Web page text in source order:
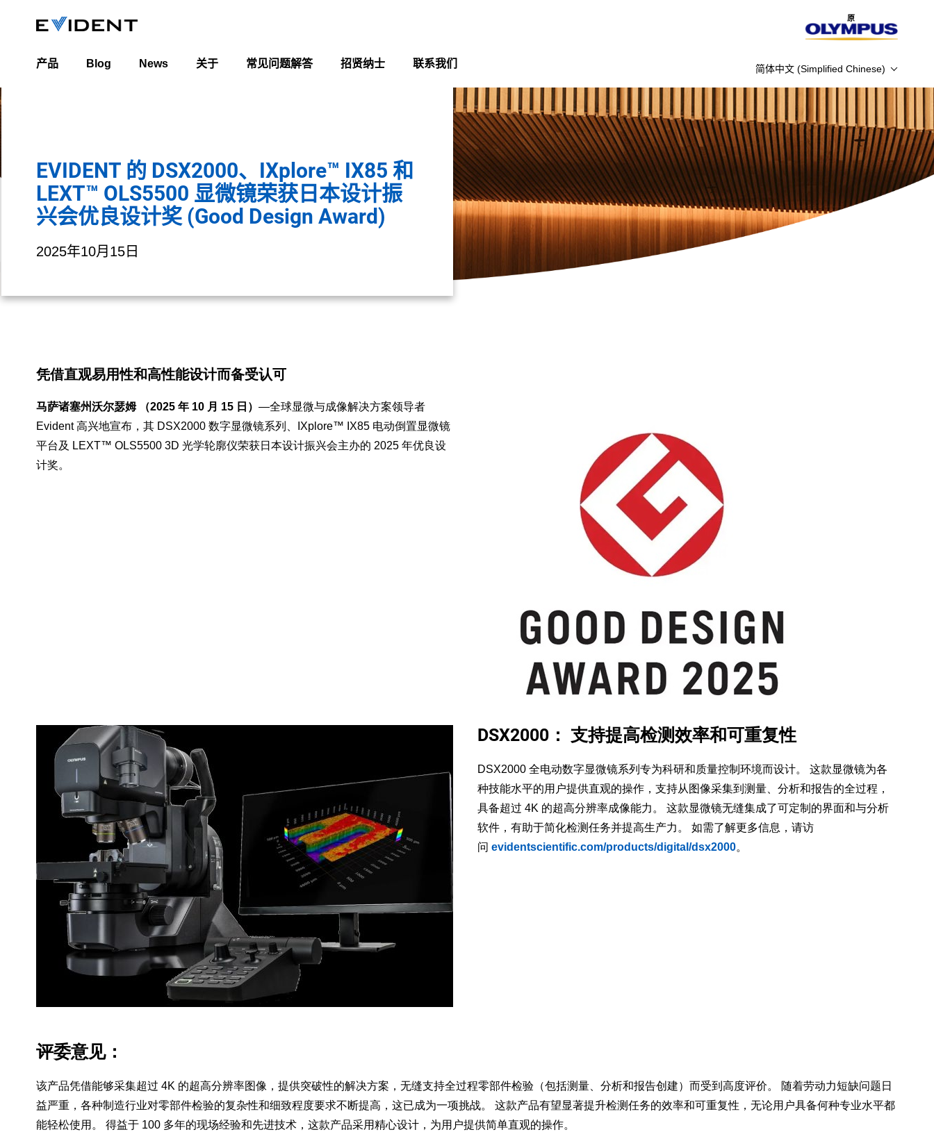
产品 Blog News 关于
全球办公地点
常见问题解答 招贤纳士 联系我们
原
简体中文 (Simplified Chinese)
EVIDENT 的 DSX2000、IXplore™ IX85 和
LEXT™ OLS5500 显微镜荣获日本设计振
兴会优良设计奖 (Good Design Award)
2025年10月15日
凭借直观易用性和高性能设计而备受认可
马萨诸塞州沃尔瑟姆 （2025 年 10 月 15 日） —全球显微与成像解决方案领导者
Evident 高兴地宣布，其 DSX2000 数字显微镜系列、IXplore™ IX85 电动倒置显微镜
平台及 LEXT™ OLS5500 3D 光学轮廓仪荣获日本设计振兴会主办的 2025 年优良设
计奖。
DSX2000： 支持提高检测效率和可重复性
DSX2000 全电动数字显微镜系列专为科研和质量控制环境而设计。 这款显微镜为各
种技能水平的用户提供直观的操作，支持从图像采集到测量、分析和报告的全过程，
具备超过 4K 的超高分辨率成像能力。 这款显微镜无缝集成了可定制的界面和与分析
软件，有助于简化检测任务并提高生产力。 如需了解更多信息，请访
问 evidentscientific.com/products/digital/dsx2000。
评委意见：
该产品凭借能够采集超过 4K 的超高分辨率图像，提供突破性的解决方案，无缝支持全过程零部件检验（包括测量、分析和报告创建）而受到高度评价。 随着劳动力短缺问题日
益严重，各种制造行业对零部件检验的复杂性和细致程度要求不断提高，这已成为一项挑战。 这款产品有望显著提升检测任务的效率和可重复性，无论用户具备何种专业水平都
能轻松使用。 得益于 100 多年的现场经验和先进技术，这款产品采用精心设计，为用户提供简单直观的操作。